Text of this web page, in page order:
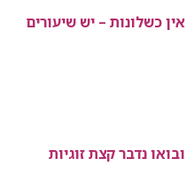
אין כשלונות – יש שיעורים
ובואו נדבר קצת זוגיות